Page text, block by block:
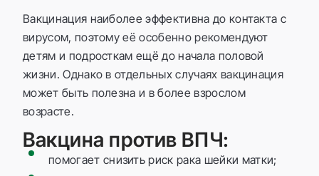
Вакцинация наиболее эффективна до контакта с
вирусом, поэтому её особенно рекомендуют
детям и подросткам ещё до начала половой
жизни. Однако в отдельных случаях вакцинация
может быть полезна и в более взрослом
возрасте.
Вакцина против ВПЧ:
помогает снизить риск рака шейки матки;